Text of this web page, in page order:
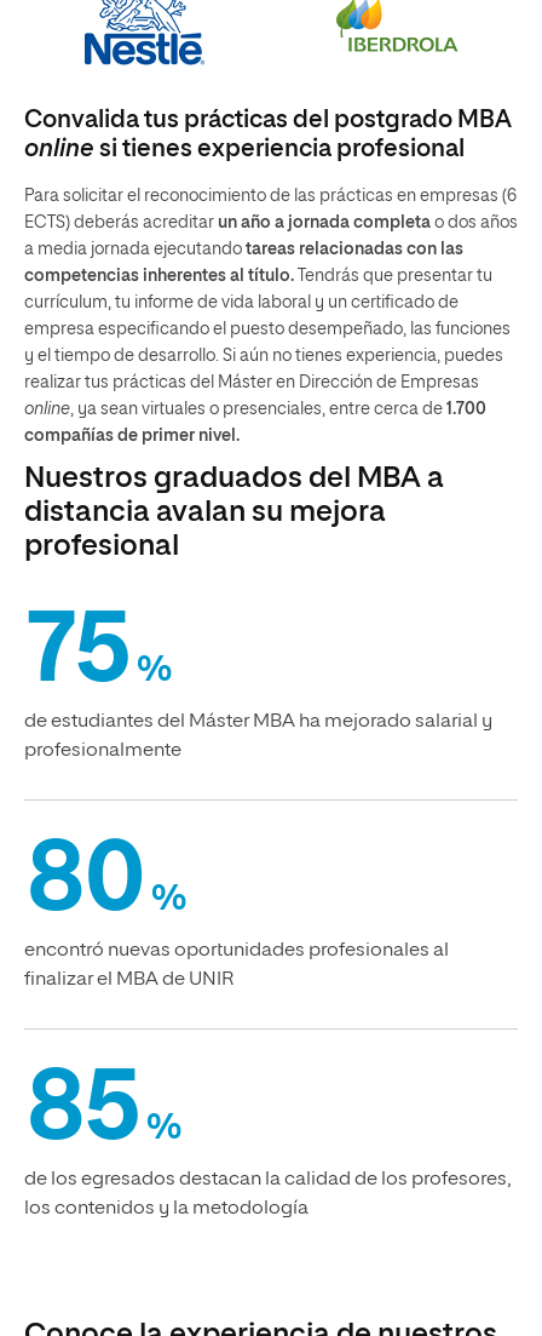
Convalida tus prácticas del postgrado MBA
online si tienes experiencia profesional
Para solicitar el reconocimiento de las prácticas en empresas (6
ECTS) deberás acreditar un año a jornada completa o dos años
a media jornada ejecutando tareas relacionadas con las
competencias inherentes al título. Tendrás que presentar tu
currículum, tu informe de vida laboral y un certificado de
empresa especificando el puesto desempeñado, las funciones
y el tiempo de desarrollo. Si aún no tienes experiencia, puedes
realizar tus prácticas del Máster en Dirección de Empresas
online, ya sean virtuales o presenciales, entre cerca de 1.700
compañías de primer nivel.
Nuestros graduados del MBA a
distancia avalan su mejora
profesional
75 %
de estudiantes del Máster MBA ha mejorado salarial y
profesionalmente
80 %
encontró nuevas oportunidades profesionales al
finalizar el MBA de UNIR
85 %
de los egresados destacan la calidad de los profesores,
los contenidos y la metodología